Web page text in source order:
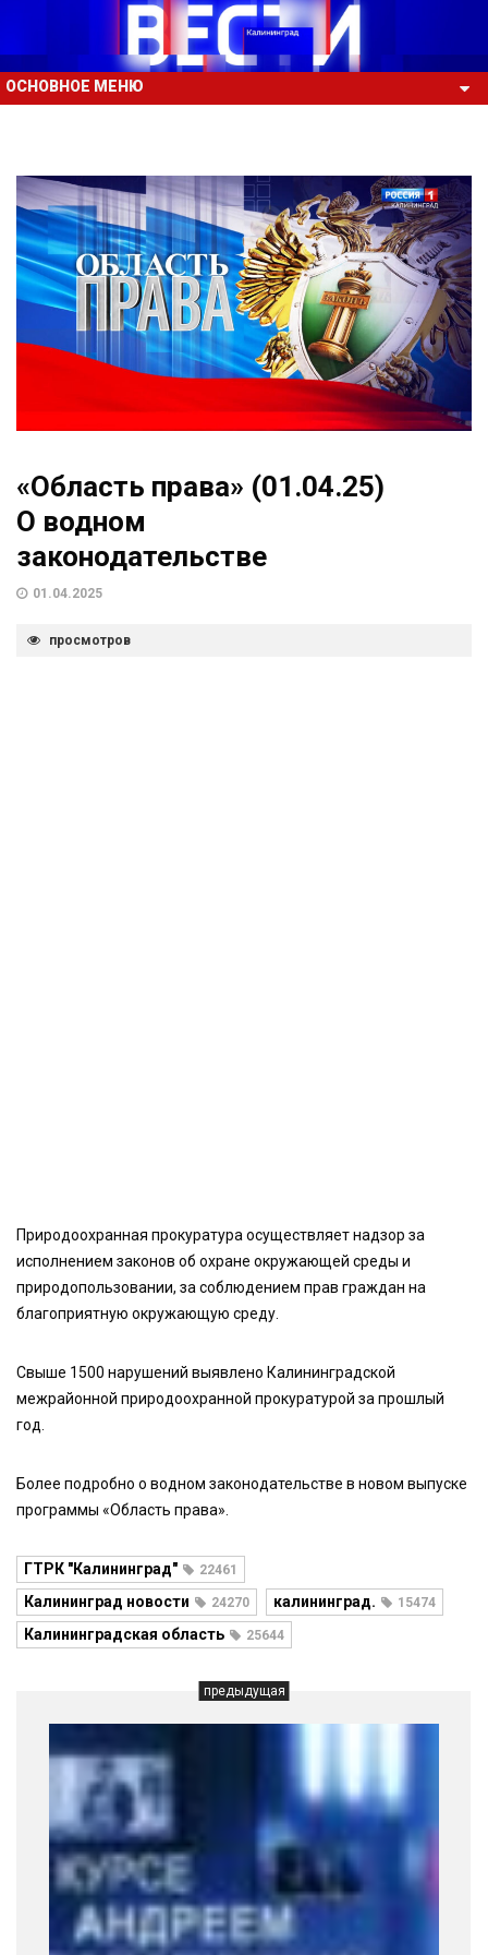
ОСНОВНОЕ МЕНЮ
«Область права» (01.04.25)
О водном
законодательстве
01.04.2025
просмотров
Природоохранная прокуратура осуществляет надзор за
исполнением законов об охране окружающей среды и
природопользовании, за соблюдением прав граждан на
благоприятную окружающую среду.
Свыше 1500 нарушений выявлено Калининградской
межрайонной природоохранной прокуратурой за прошлый
год.
Более подробно о водном законодательстве в новом выпуске
программы «Область права».
ГТРК "Калининград" 22461
Калининград новости 24270 калининград. 15474
Калининградская область 25644
предыдущая